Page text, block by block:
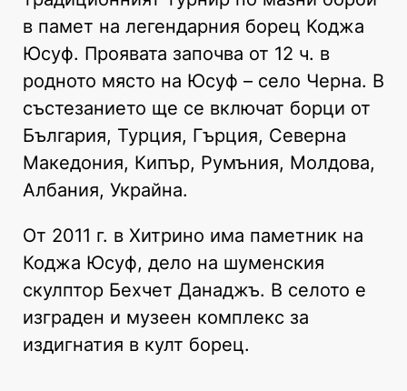
в памет на легендарния борец Коджа
Юсуф. Проявата започва от 12 ч. в
родното място на Юсуф – село Черна. В
състезанието ще се включат борци от
България, Турция, Гърция, Северна
Македония, Кипър, Румъния, Молдова,
Албания, Украйна.
От 2011 г. в Хитрино има паметник на
Коджа Юсуф, дело на шуменския
скулптор Бехчет Данаджъ. В селото е
изграден и музеен комплекс за
издигнатия в култ борец.